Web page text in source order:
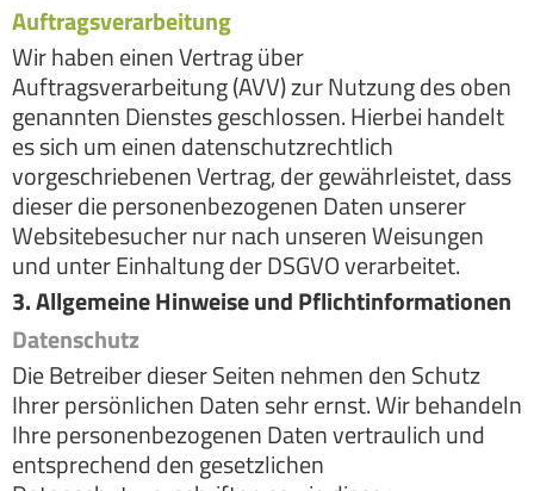
Auftragsverarbeitung
Wir haben einen Vertrag über
Auftragsverarbeitung (AVV) zur Nutzung des oben
genannten Dienstes geschlossen. Hierbei handelt
es sich um einen datenschutzrechtlich
vorgeschriebenen Vertrag, der gewährleistet, dass
dieser die personenbezogenen Daten unserer
Websitebesucher nur nach unseren Weisungen
und unter Einhaltung der DSGVO verarbeitet.
3. Allgemeine Hinweise und Pflicht­informationen
Datenschutz
Die Betreiber dieser Seiten nehmen den Schutz
Ihrer persönlichen Daten sehr ernst. Wir behandeln
Ihre personenbezogenen Daten vertraulich und
entsprechend den gesetzlichen